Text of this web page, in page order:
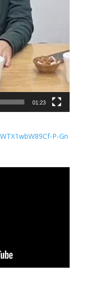
01:23
P-Gn